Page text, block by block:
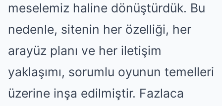
meselemiz haline dönüştürdük. Bu
nedenle, sitenin her özelliği, her
arayüz planı ve her iletişim
yaklaşımı, sorumlu oyunun temelleri
üzerine inşa edilmiştir. Fazlaca